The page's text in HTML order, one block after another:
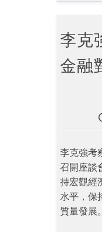
李克
金融
李克強考
召開座談
持宏觀經
水平，保
質量發展。